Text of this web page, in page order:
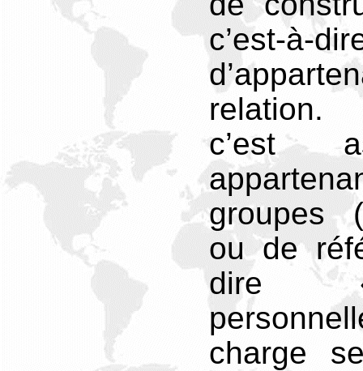
c’est-à-
relation.
c’est
groupes
ou de
dire
charge